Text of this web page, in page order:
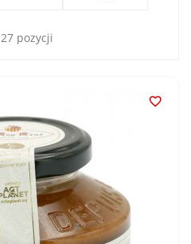
pozycji
